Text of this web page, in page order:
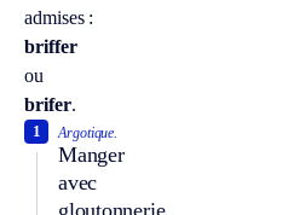
admises :
briffer
ou
brifer.
Argotique.
Manger
avec
gloutonnerie,
1